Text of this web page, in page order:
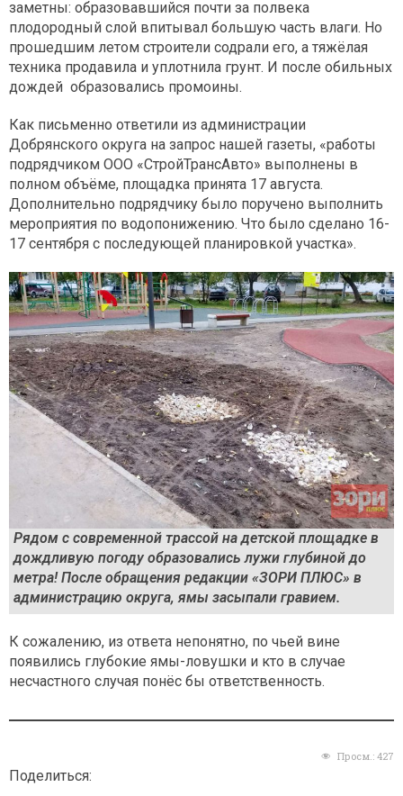
заметны: образовавшийся почти за полвека
плодородный слой впитывал большую часть влаги. Но
прошедшим летом строители содрали его, а тяжёлая
техника продавила и уплотнила грунт. И после обильных
дождей образовались промоины.
Как письменно ответили из администрации
Добрянского округа на запрос нашей газеты, «работы
подрядчиком ООО «СтройТрансАвто» выполнены в
полном объёме, площадка принята 17 августа.
Дополнительно подрядчику было поручено выполнить
мероприятия по водопонижению. Что было сделано 16-
17 сентября с последующей планировкой участка».
Рядом с современной трассой на детской площадке в
дождливую погоду образовались лужи глубиной до
метра! После обращения редакции «ЗОРИ ПЛЮС» в
администрацию округа, ямы засыпали гравием.
К сожалению, из ответа непонятно, по чьей вине
появились глубокие ямы-ловушки и кто в случае
несчастного случая понёс бы ответственность.
Просм.: 427
Поделиться: